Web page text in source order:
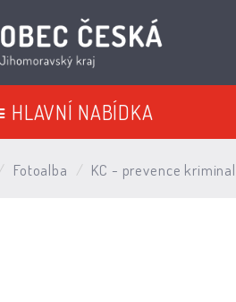
HLAVNÍ NABÍDKA
Fotoalba KC - prevence